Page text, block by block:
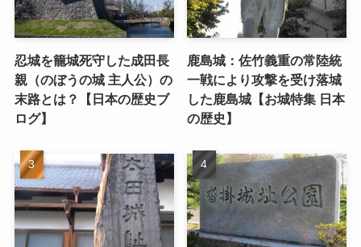
忍城を籠城死守した成田長
親（のぼうの城 主人公）の
末路とは？【日本の歴史ブ
ログ】
鹿島城：佐竹義重の常陸統
一戦により攻撃を受け落城
した鹿島城【お城特集 日本
の歴史】